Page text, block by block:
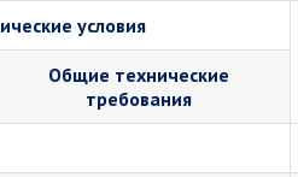
условия
Общие технические
требования